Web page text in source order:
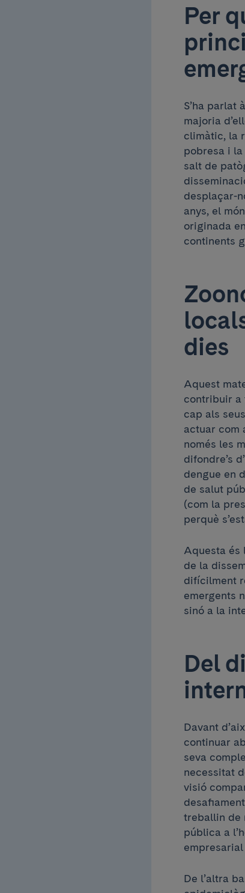
Per
S’ha parlat
majoria
climàtic, la
pobresa i
salt de
desplaçar-
anys, el
originada
continents
dies
Aquest
contribuir a
cap als
actuar com
només les
difondre’s
dengue en
de salut
(com la
perquè
Aquesta és
de la
difícilment
emergents
sinó a la
Del
Davant
continuar
seva
necessitat
visió
treballin de
pública a
De l’altra